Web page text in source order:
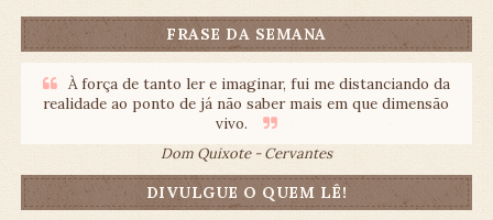
FRASE DA SEMANA
À força de tanto ler e imaginar, fui me distanciando da
realidade ao ponto de já não saber mais em que dimensão
vivo.
Dom Quixote - Cervantes
DIVULGUE O QUEM LÊ!